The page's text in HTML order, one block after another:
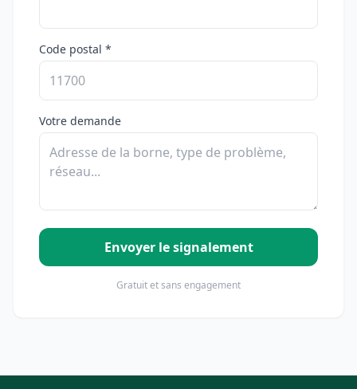
Code postal *
Votre demande
Envoyer le signalement
Gratuit et sans engagement